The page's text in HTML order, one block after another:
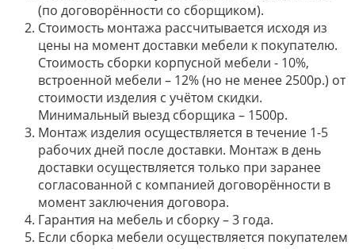
(по договорённости со сборщиком).
Стоимость монтажа рассчитывается исходя из
цены на момент доставки мебели к покупателю.
Стоимость сборки корпусной мебели - 10%,
встроенной мебели – 12% (но не менее 2500р.) от
стоимости изделия с учётом скидки.
Минимальный выезд сборщика – 1500р.
Монтаж изделия осуществляется в течение 1-5
рабочих дней после доставки. Монтаж в день
доставки осуществляется только при заранее
согласованной с компанией договорённости в
момент заключения договора.
Гарантия на мебель и сборку – 3 года.
Если сборка мебели осуществляется покупателем